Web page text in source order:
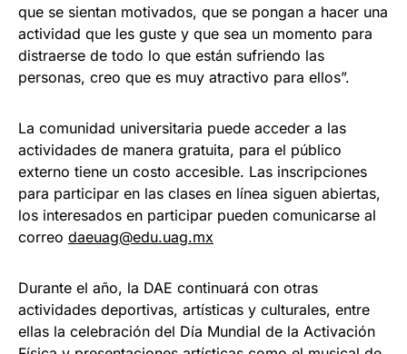
que se sientan motivados, que se pongan a hacer una
actividad que les guste y que sea un momento para
distraerse de todo lo que están sufriendo las
personas, creo que es muy atractivo para ellos”.
La comunidad universitaria puede acceder a las
actividades de manera gratuita, para el público
externo tiene un costo accesible. Las inscripciones
para participar en las clases en línea siguen abiertas,
los interesados en participar pueden comunicarse al
correo daeuag@edu.uag.mx
Durante el año, la DAE continuará con otras
actividades deportivas, artísticas y culturales, entre
ellas la celebración del Día Mundial de la Activación